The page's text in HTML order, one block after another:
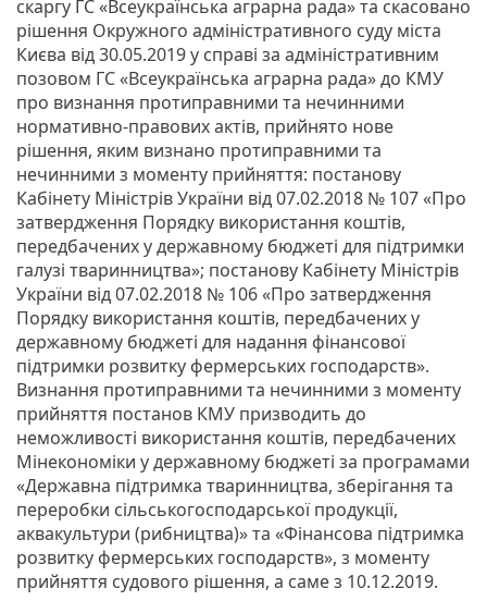
скаргу ГС «Всеукраїнська аграрна рада» та скасовано
рішення Окружного адміністративного суду міста
Києва від 30.05.2019 у справі за адміністративним
позовом ГС «Всеукраїнська аграрна рада» до КМУ
про визнання протиправними та нечинними
нормативно-правових актів, прийнято нове
рішення, яким визнано протиправними та
нечинними з моменту прийняття: постанову
Кабінету Міністрів України від 07.02.2018 № 107 «Про
затвердження Порядку використання коштів,
передбачених у державному бюджеті для підтримки
галузі тваринництва»; постанову Кабінету Міністрів
України від 07.02.2018 № 106 «Про затвердження
Порядку використання коштів, передбачених у
державному бюджеті для надання фінансової
підтримки розвитку фермерських господарств».
Визнання протиправними та нечинними з моменту
прийняття постанов КМУ призводить до
неможливості використання коштів, передбачених
Мінекономіки у державному бюджеті за програмами
«Державна підтримка тваринництва, зберігання та
переробки сільськогосподарської продукції,
аквакультури (рибництва)» та «Фінансова підтримка
розвитку фермерських господарств», з моменту
прийняття судового рішення, а саме з 10.12.2019.